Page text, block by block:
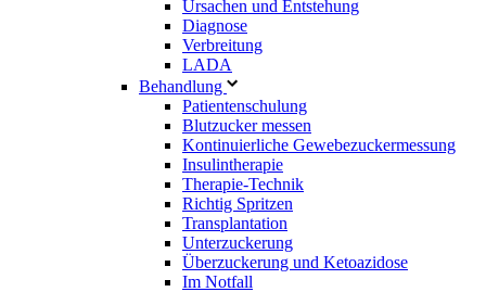
Ursachen und Entstehung
Diagnose
Verbreitung
LADA
Behandlung
Patientenschulung
Blutzucker messen
Kontinuierliche Gewebezuckermessung
Insulintherapie
Therapie-Technik
Richtig Spritzen
Transplantation
Unterzuckerung
Überzuckerung und Ketoazidose
Im Notfall